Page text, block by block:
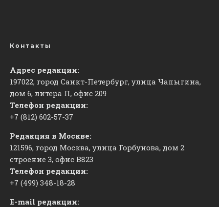
Контакты
Адрес редакции:
197022, город Санкт-Петербург, улица Чапыгина,
дом 6, литера П, офис 209
Телефон редакции:
+7 (812) 602-57-37
Редакция в Москве:
121596, город Москва, улица Горбунова, дом 2
строение 3, офис ​В823
Телефон редакции:
+7 (499) 348-18-28
E-mail редакции: